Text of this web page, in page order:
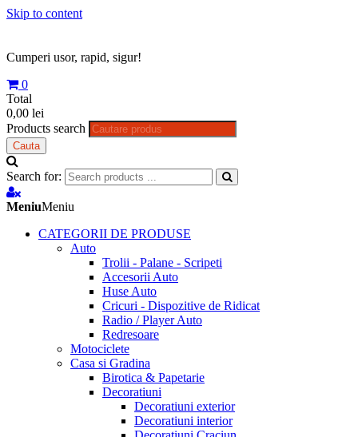
Skip to content
Cumperi usor, rapid, sigur!
0
Total
0,00 lei
Products search
Cauta
Search for:
MeniuMeniu
CATEGORII DE PRODUSE
Auto
Trolii - Palane - Scripeti
Accesorii Auto
Huse Auto
Cricuri - Dispozitive de Ridicat
Radio / Player Auto
Redresoare
Motociclete
Casa si Gradina
Birotica & Papetarie
Decoratiuni
Decoratiuni exterior
Decoratiuni interior